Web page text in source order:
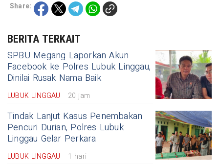
Share:
BERITA TERKAIT
SPBU Megang Laporkan Akun
Facebook ke Polres Lubuk Linggau,
Dinilai Rusak Nama Baik
LUBUK LINGGAU 20 jam
Tindak Lanjut Kasus Penembakan
Pencuri Durian, Polres Lubuk
Linggau Gelar Perkara
LUBUK LINGGAU 1 hari